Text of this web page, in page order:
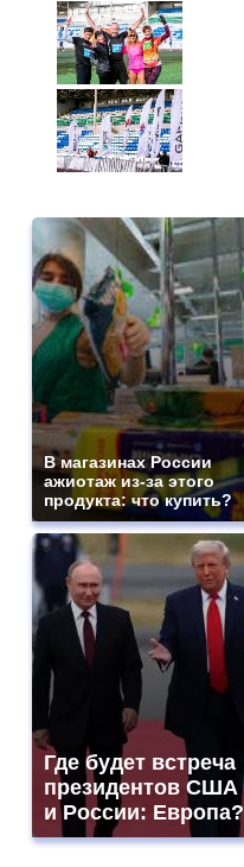
В магазинах России
ажиотаж из-за этого
продукта: что купить?
Где будет встреча
президентов США
и России: Европа?